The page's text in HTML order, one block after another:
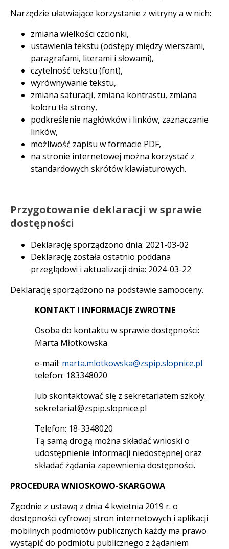
Narzędzie ułatwiające korzystanie z witryny a w nich:
zmiana wielkości czcionki,
ustawienia tekstu (odstępy między wierszami,
paragrafami, literami i słowami),
czytelność tekstu (font),
wyrównywanie tekstu,
zmiana saturacji, zmiana kontrastu, zmiana
koloru tła strony,
podkreślenie nagłówków i linków, zaznaczanie
linków,
możliwość zapisu w formacie PDF,
na stronie internetowej można korzystać z
standardowych skrótów klawiaturowych.
Przygotowanie deklaracji w sprawie
dostępności
Deklarację sporządzono dnia: 2021-03-02
Deklarację została ostatnio poddana
przeglądowi i aktualizacji dnia: 2024-03-22
Deklarację sporządzono na podstawie samooceny.
KONTAKT I INFORMACJE ZWROTNE
Osoba do kontaktu w sprawie dostępności:
Marta Młotkowska
e-mail: marta.mlotkowska@zspip.slopnice.pl
telefon: 183348020
lub skontaktować się z sekretariatem szkoły:
sekretariat@zspip.slopnice.pl
Telefon: 18-3348020
Tą samą drogą można składać wnioski o
udostępnienie informacji niedostępnej oraz
składać żądania zapewnienia dostępności.
PROCEDURA WNIOSKOWO-SKARGOWA
Zgodnie z ustawą z dnia 4 kwietnia 2019 r. o
dostępności cyfrowej stron internetowych i aplikacji
mobilnych podmiotów publicznych każdy ma prawo
wystąpić do podmiotu publicznego z żądaniem